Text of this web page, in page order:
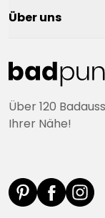
Über 120
Ihrer Nähe!
Über uns